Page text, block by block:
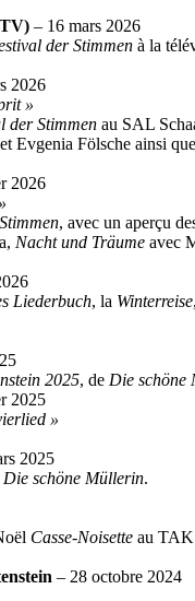
– 16 mars 2026
der Stimmen à la
2026
»
der Stimmen au SAL
Evgenia Fölsche ainsi
2026
, avec un aperçu
Nacht und Träume avec
Liederbuch, la Winterreise,
2025, de Die schöne
2025
»
2025
Die schöne Müllerin.
Casse-Noisette au TAK
– 28 octobre 2024